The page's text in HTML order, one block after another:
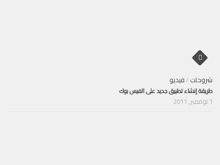
شروحات/فيديو
طريقة إنشاء تطبيق جديد على الفيس بوك
1 نوفمبر, 2011